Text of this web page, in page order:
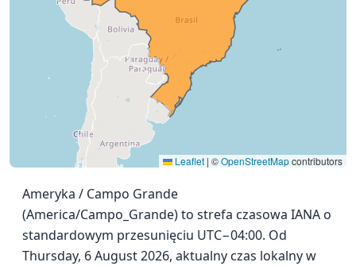
Leaflet | ©OpenStreetMapcontributors
Ameryka / Campo Grande
(America/Campo_Grande) to strefa czasowa IANA o
standardowym przesunięciu UTC−04:00. Od
Thursday, 6 August 2026, aktualny czas lokalny w